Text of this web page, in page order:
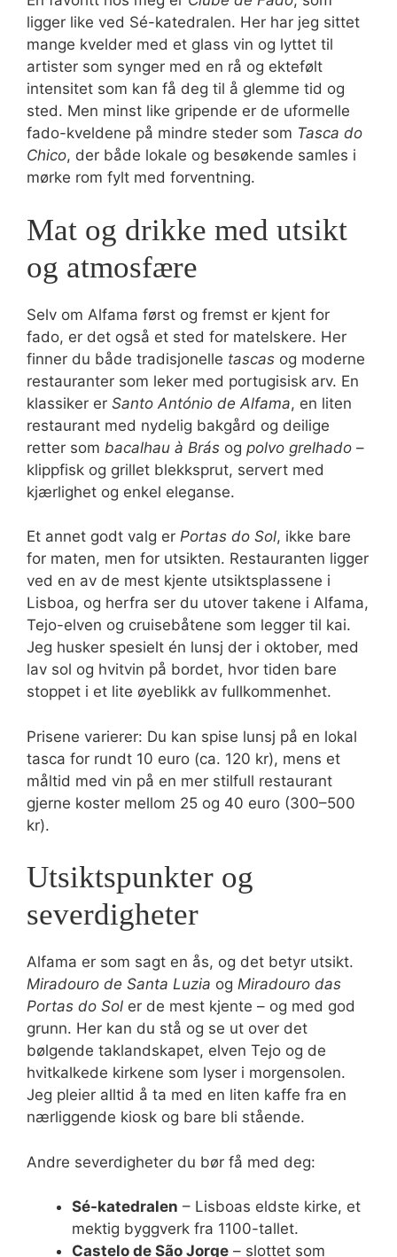
ligger like ved Sé-katedralen. Her har jeg sittet
mange kvelder med et glass vin og lyttet til
artister som synger med en rå og ektefølt
intensitet som kan få deg til å glemme tid og
sted. Men minst like gripende er de uformelle
fado-kveldene på mindre steder som Tasca do
Chico, der både lokale og besøkende samles i
mørke rom fylt med forventning.
Mat og drikke med utsikt
og atmosfære
Selv om Alfama først og fremst er kjent for
fado, er det også et sted for matelskere. Her
finner du både tradisjonelle tascas og moderne
restauranter som leker med portugisisk arv. En
klassiker er Santo António de Alfama, en liten
restaurant med nydelig bakgård og deilige
retter som bacalhau à Brás og polvo grelhado –
klippfisk og grillet blekksprut, servert med
kjærlighet og enkel eleganse.
Et annet godt valg er Portas do Sol, ikke bare
for maten, men for utsikten. Restauranten ligger
ved en av de mest kjente utsiktsplassene i
Lisboa, og herfra ser du utover takene i Alfama,
Tejo-elven og cruisebåtene som legger til kai.
Jeg husker spesielt én lunsj der i oktober, med
lav sol og hvitvin på bordet, hvor tiden bare
stoppet i et lite øyeblikk av fullkommenhet.
Prisene varierer: Du kan spise lunsj på en lokal
tasca for rundt 10 euro (ca. 120 kr), mens et
måltid med vin på en mer stilfull restaurant
gjerne koster mellom 25 og 40 euro (300–500
kr).
Utsiktspunkter og
severdigheter
Alfama er som sagt en ås, og det betyr utsikt.
Miradouro de Santa Luzia og Miradouro das
Portas do Sol er de mest kjente – og med god
grunn. Her kan du stå og se ut over det
bølgende taklandskapet, elven Tejo og de
hvitkalkede kirkene som lyser i morgensolen.
Jeg pleier alltid å ta med en liten kaffe fra en
nærliggende kiosk og bare bli stående.
Andre severdigheter du bør få med deg:
Sé-katedralen – Lisboas eldste kirke, et
mektig byggverk fra 1100-tallet.
Castelo de São Jorge – slottet som